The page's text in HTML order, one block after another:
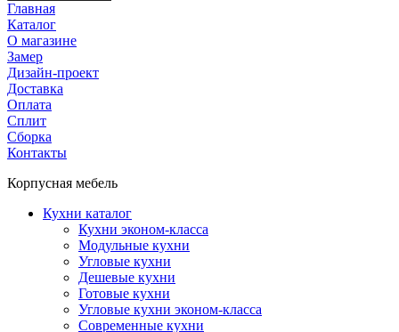
Главная
Каталог
О магазине
Замер
Дизайн-проект
Доставка
Оплата
Сплит
Сборка
Контакты
Корпусная мебель
Кухни каталог
Кухни эконом-класса
Модульные кухни
Угловые кухни
Дешевые кухни
Готовые кухни
Угловые кухни эконом-класса
Современные кухни